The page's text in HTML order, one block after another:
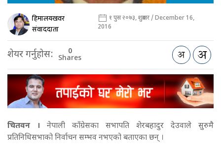
हिमालयखवर
संवाददाता
१ पुस २०७३, शुक्रबार / December 16,
2016
शेयर गर्नुहोस: 0
Shares
चितवन । नेपाली काँग्रेसका सभापति शेरबहादुर देउवाले सुरुमै
प्रतिनिधिसभाको निर्वाचन सम्भव नभएको बताएका छन् ।